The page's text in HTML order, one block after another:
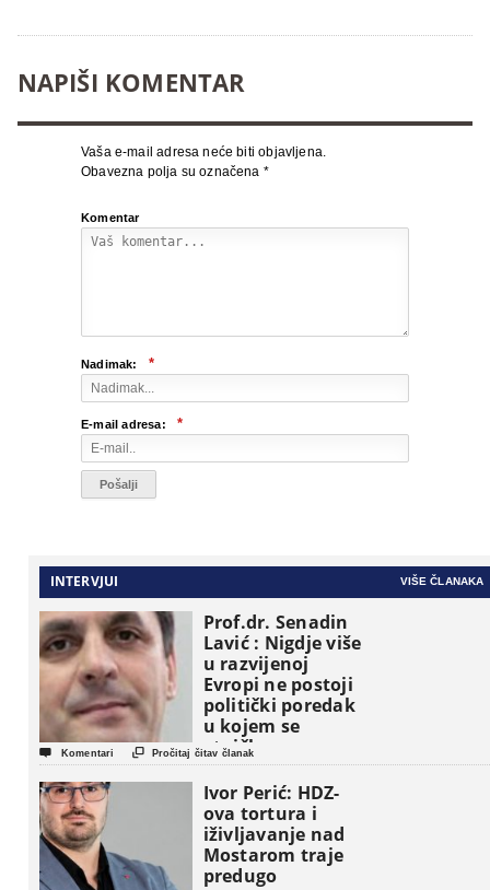
NAPIŠI KOMENTAR
Vaša e-mail adresa neće biti objavljena.
Obavezna polja su označena *
Komentar
Nadimak: *
E-mail adresa: *
INTERVJUI VIŠE ČLANAKA
Prof.dr. Senadin
Lavić : Nigdje više
u razvijenoj
Evropi ne postoji
politički poredak
u kojem se
etničke grupe
pojavljuju kao
osnovne
političke jedinice
 Komentari  Pročitaj čitav članak
Ivor Perić: HDZ-
ova tortura i
iživljavanje nad
Mostarom traje
predugo